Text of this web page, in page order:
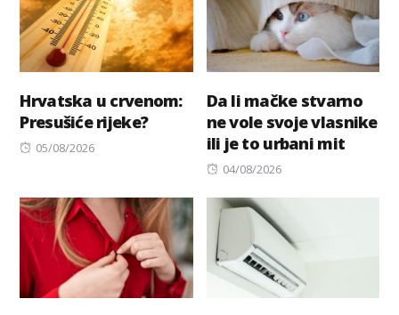
Hrvatska u crvenom:
Presušiće rijeke?
Posted
05/08/2026
Da li mačke stvarno
ne vole svoje vlasnike
ili je to urbani mit
Posted
04/08/2026